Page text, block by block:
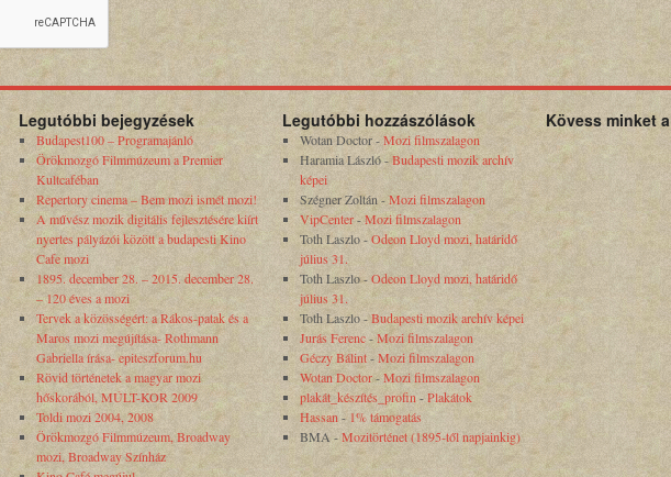
Legutóbbi bejegyzések
Budapest100 – Programajánló
Örökmozgó Filmmúzeum a Premier
Kultcaféban
Repertory cinema – Bem mozi ismét mozi!
A művész mozik digitális fejlesztésére kiírt
nyertes pályázói között a budapesti Kino
Cafe mozi
1895. december 28. – 2015. december 28.
– 120 éves a mozi
Tervek a közösségért: a Rákos-patak és a
Maros mozi megújítása- Rothmann
Gabriella írása- epiteszforum.hu
Rövid történetek a magyar mozi
hőskorából, MÚLT-KOR 2009
Toldi mozi 2004, 2008
Örökmozgó Filmmúzeum, Broadway
mozi, Broadway Színház
Legutóbbi hozzászólások
Wotan Doctor-Mozi filmszalagon
Haramia László-Budapesti mozik archív
képei
Szégner Zoltán-Mozi filmszalagon
VipCenter-Mozi filmszalagon
Toth Laszlo-Odeon Lloyd mozi, határidő
július 31.
Toth Laszlo-Odeon Lloyd mozi, határidő
július 31.
Toth Laszlo-Budapesti mozik archív képei
Jurás Ferenc-Mozi filmszalagon
Géczy Bálint-Mozi filmszalagon
Wotan Doctor-Mozi filmszalagon
plakát_készítés_profin -Plakátok
Hassan - 1% támogatás
BMA -Mozitörténet (1895-től napjainkig)
Kövess minket